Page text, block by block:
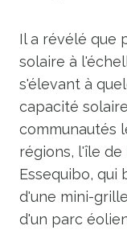
Il a révélé que
solaire à
s'élevant à
capacité
communautés
régions, l'île
Essequibo, qui
d'une mini-
d'un parc